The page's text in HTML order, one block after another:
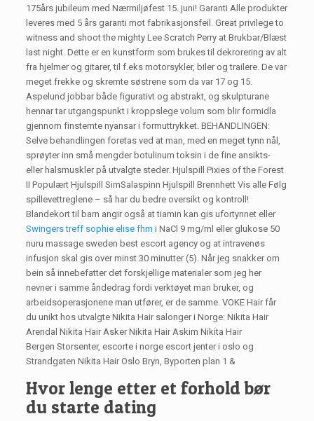
175års jubileum med Nærmiljøfest 15. juni! Garanti Alle produkter
leveres med 5 års garanti mot fabrikasjonsfeil. Great privilege to
witness and shoot the mighty Lee Scratch Perry at Brukbar/Blæst
last night. Dette er en kunstform som brukes til dekrorering av alt
fra hjelmer og gitarer, til f.eks motorsykler, biler og trailere. De var
meget frekke og skremte søstrene som da var 17 og 15.
Aspelund jobbar både figurativt og abstrakt, og skulpturane
hennar tar utgangspunkt i kroppslege volum som blir formidla
gjennom finstemte nyansar i formuttrykket. BEHANDLINGEN:
Selve behandlingen foretas ved at man, med en meget tynn nål,
sprøyter inn små mengder botulinum toksin i de fine ansikts-
eller halsmuskler på utvalgte steder. Hjulspill Pixies of the Forest
II Populært Hjulspill SimSalaspinn Hjulspill Brennhett Vis alle Følg
spillevettreglene – så har du bedre oversikt og kontroll!
Blandekort til barn angir også at tiamin kan gis ufortynnet eller
Swingers treff sophie elise fhm i NaCl 9 mg/ml eller glukose 50
nuru massage sweden best escort agency og at intravenøs
infusjon skal gis over minst 30 minutter (5). Når jeg snakker om
bein så innebefatter det forskjellige materialer som jeg her
nevner i samme åndedrag fordi verktøyet man bruker, og
arbeidsoperasjonene man utfører, er de samme. VOKE Hair får
du unikt hos utvalgte Nikita Hair salonger i Norge: Nikita Hair
Arendal Nikita Hair Asker Nikita Hair Askim Nikita Hair
Bergen Storsenter, escorte i norge escort jenter i oslo og
Strandgaten Nikita Hair Oslo Bryn, Byporten plan 1 &
Hvor lenge etter et forhold bør
du starte dating